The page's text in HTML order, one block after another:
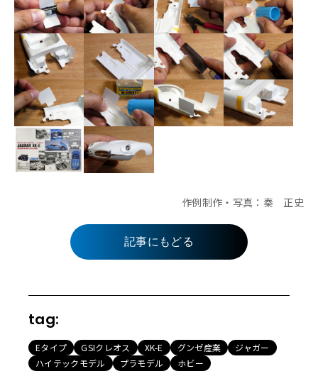
作例制作・写真：秦 正史
記事にもどる
tag:
Eタイプ GSIクレオス XK-E グンゼ産業
ジャガー
ハイテックモデル
プラモデル ホビー